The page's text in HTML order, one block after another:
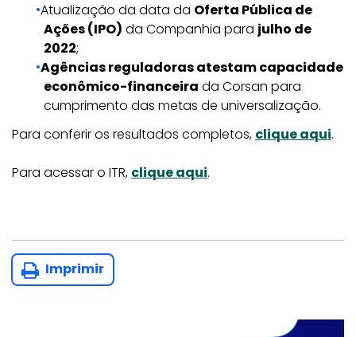
Atualização da data da Oferta Pública de
Ações (IPO) da Companhia para julho de
2022;
Agências reguladoras atestam capacidade
econômico-financeira da Corsan para
cumprimento das metas de universalização.
Para conferir os resultados completos, clique aqui.
Para acessar o ITR, clique aqui.
Imprimir